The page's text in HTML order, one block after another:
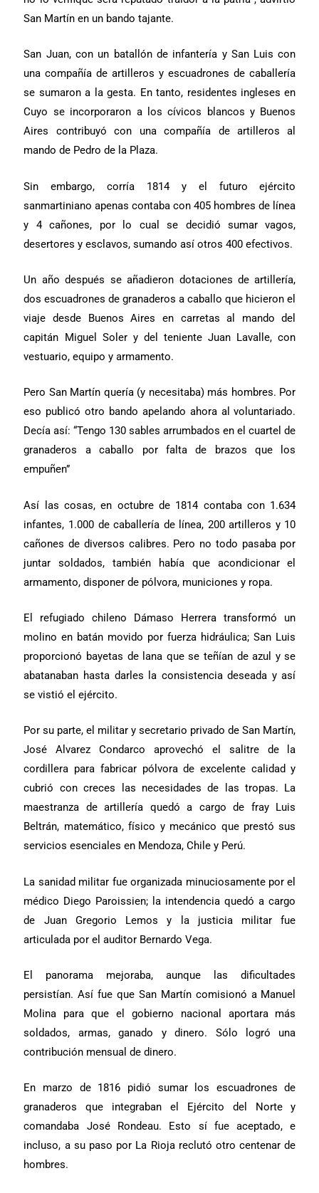
San Martín en un bando tajante.
San Juan, con un batallón de infantería y San Luis con
una compañía de artilleros y escuadrones de caballería
se sumaron a la gesta. En tanto, residentes ingleses en
Cuyo se incorporaron a los cívicos blancos y Buenos
Aires contribuyó con una compañía de artilleros al
mando de Pedro de la Plaza.
Sin embargo, corría 1814 y el futuro ejército
sanmartiniano apenas contaba con 405 hombres de línea
y 4 cañones, por lo cual se decidió sumar vagos,
desertores y esclavos, sumando así otros 400 efectivos.
Un año después se añadieron dotaciones de artillería,
dos escuadrones de granaderos a caballo que hicieron el
viaje desde Buenos Aires en carretas al mando del
capitán Miguel Soler y del teniente Juan Lavalle, con
vestuario, equipo y armamento.
Pero San Martín quería (y necesitaba) más hombres. Por
eso publicó otro bando apelando ahora al voluntariado.
Decía así: “Tengo 130 sables arrumbados en el cuartel de
granaderos a caballo por falta de brazos que los
empuñen”
Así las cosas, en octubre de 1814 contaba con 1.634
infantes, 1.000 de caballería de línea, 200 artilleros y 10
cañones de diversos calibres. Pero no todo pasaba por
juntar soldados, también había que acondicionar el
armamento, disponer de pólvora, municiones y ropa.
El refugiado chileno Dámaso Herrera transformó un
molino en batán movido por fuerza hidráulica; San Luis
proporcionó bayetas de lana que se teñían de azul y se
abatanaban hasta darles la consistencia deseada y así
se vistió el ejército.
Por su parte, el militar y secretario privado de San Martín,
José Alvarez Condarco aprovechó el salitre de la
cordillera para fabricar pólvora de excelente calidad y
cubrió con creces las necesidades de las tropas. La
maestranza de artillería quedó a cargo de fray Luis
Beltrán, matemático, físico y mecánico que prestó sus
servicios esenciales en Mendoza, Chile y Perú.
La sanidad militar fue organizada minuciosamente por el
médico Diego Paroissien; la intendencia quedó a cargo
de Juan Gregorio Lemos y la justicia militar fue
articulada por el auditor Bernardo Vega.
El panorama mejoraba, aunque las dificultades
persistían. Así fue que San Martín comisionó a Manuel
Molina para que el gobierno nacional aportara más
soldados, armas, ganado y dinero. Sólo logró una
contribución mensual de dinero.
En marzo de 1816 pidió sumar los escuadrones de
granaderos que integraban el Ejército del Norte y
comandaba José Rondeau. Esto sí fue aceptado, e
incluso, a su paso por La Rioja reclutó otro centenar de
hombres.